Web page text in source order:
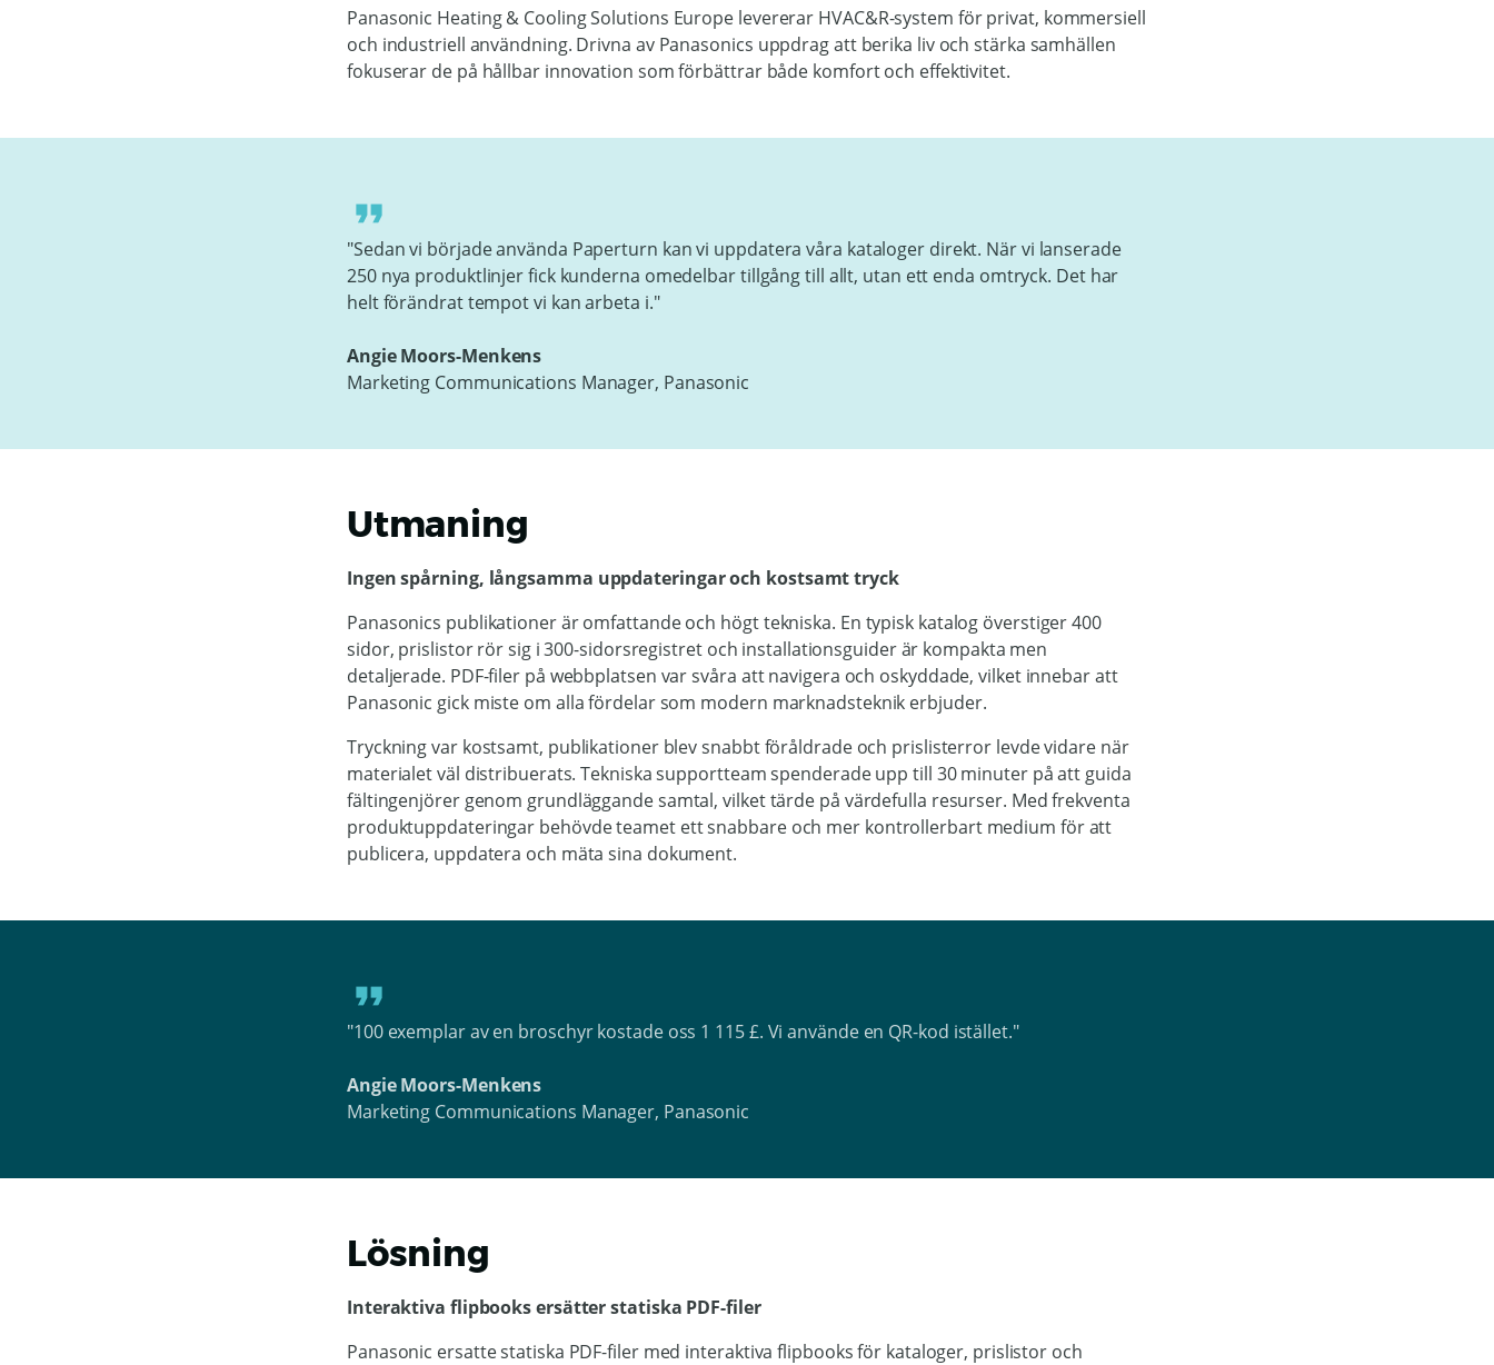
Panasonic Heating & Cooling Solutions Europe levererar HVAC&R-system för privat, kommersiell
och industriell användning. Drivna av Panasonics uppdrag att berika liv och stärka samhällen
fokuserar de på hållbar innovation som förbättrar både komfort och effektivitet.
"Sedan vi började använda Paperturn kan vi uppdatera våra kataloger direkt. När vi lanserade
250 nya produktlinjer fick kunderna omedelbar tillgång till allt, utan ett enda omtryck. Det har
helt förändrat tempot vi kan arbeta i."
Angie Moors-Menkens
Marketing Communications Manager, Panasonic
Utmaning
Ingen spårning, långsamma uppdateringar och kostsamt tryck
Panasonics publikationer är omfattande och högt tekniska. En typisk katalog överstiger 400
sidor, prislistor rör sig i 300-sidorsregistret och installationsguider är kompakta men
detaljerade. PDF-filer på webbplatsen var svåra att navigera och oskyddade, vilket innebar att
Panasonic gick miste om alla fördelar som modern marknadsteknik erbjuder.
Tryckning var kostsamt, publikationer blev snabbt föråldrade och prislisterror levde vidare när
materialet väl distribuerats. Tekniska supportteam spenderade upp till 30 minuter på att guida
fältingenjörer genom grundläggande samtal, vilket tärde på värdefulla resurser. Med frekventa
produktuppdateringar behövde teamet ett snabbare och mer kontrollerbart medium för att
publicera, uppdatera och mäta sina dokument.
"100 exemplar av en broschyr kostade oss 1 115 £. Vi använde en QR-kod istället."
Angie Moors-Menkens
Marketing Communications Manager, Panasonic
Lösning
Interaktiva flipbooks ersätter statiska PDF-filer
Panasonic ersatte statiska PDF-filer med interaktiva flipbooks för kataloger, prislistor och